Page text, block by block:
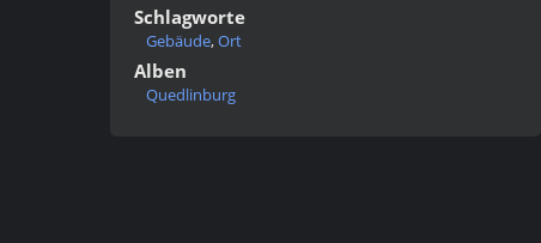
Schlagworte
Gebäude,Ort
Alben
Quedlinburg